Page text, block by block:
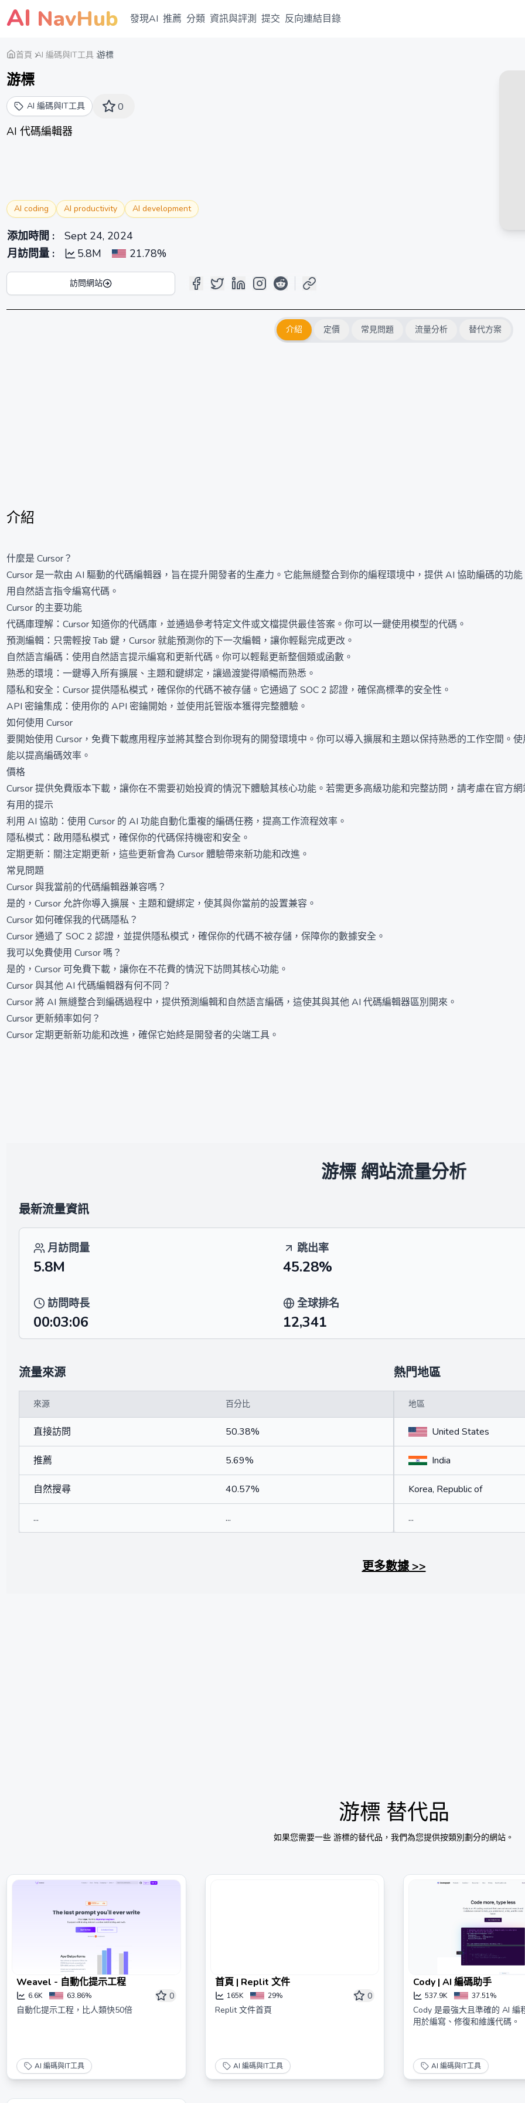
AI NavHub 發現AI 推薦 分類 資訊與評測 提交 反向連結目錄
首頁 AI 編碼與IT工具 游標
游標
AI 編碼與IT工具 0
AI 代碼編輯器
AI coding AI productivity AI development
添加時間 :
Sept 24, 2024
月訪問量 : 5.8M 21.78%
訪問網站
介紹 定價 常見問題 流量分析 替代方案
介紹
什麼是 Cursor？
Cursor 是一款由 AI 驅動的代碼編輯器，旨在提升開發者的生產力。它能無縫整合到你的編程環境中，提供 AI 協助編碼的功
用自然語言指令編寫代碼。
Cursor 的主要功能
代碼庫理解：Cursor 知道你的代碼庫，並通過參考特定文件或文檔提供最佳答案。你可以一鍵使用模型的代碼。
預測編輯：只需輕按 Tab 鍵，Cursor 就能預測你的下一次編輯，讓你輕鬆完成更改。
自然語言編碼：使用自然語言提示編寫和更新代碼。你可以輕鬆更新整個類或函數。
熟悉的環境：一鍵導入所有擴展、主題和鍵綁定，讓過渡變得順暢而熟悉。
隱私和安全：Cursor 提供隱私模式，確保你的代碼不被存儲。它通過了 SOC 2 認證，確保高標準的安全性。
API 密鑰集成：使用你的 API 密鑰開始，並使用託管版本獲得完整體驗。
如何使用 Cursor
要開始使用 Cursor，免費下載應用程序並將其整合到你現有的開發環境中。你可以導入擴展和主題以保持熟悉的工作空間。
能以提高編碼效率。
價格
Cursor 提供免費版本下載，讓你在不需要初始投資的情況下體驗其核心功能。若需更多高級功能和完整訪問，請考慮在官方網
有用的提示
利用 AI 協助：使用 Cursor 的 AI 功能自動化重複的編碼任務，提高工作流程效率。
隱私模式：啟用隱私模式，確保你的代碼保持機密和安全。
定期更新：關注定期更新，這些更新會為 Cursor 體驗帶來新功能和改進。
常見問題
Cursor 與我當前的代碼編輯器兼容嗎？
是的，Cursor 允許你導入擴展、主題和鍵綁定，使其與你當前的設置兼容。
Cursor 如何確保我的代碼隱私？
Cursor 通過了 SOC 2 認證，並提供隱私模式，確保你的代碼不被存儲，保障你的數據安全。
我可以免費使用 Cursor 嗎？
是的，Cursor 可免費下載，讓你在不花費的情況下訪問其核心功能。
Cursor 與其他 AI 代碼編輯器有何不同？
Cursor 將 AI 無縫整合到編碼過程中，提供預測編輯和自然語言編碼，這使其與其他 AI 代碼編輯器區別開來。
Cursor 更新頻率如何？
Cursor 定期更新新功能和改進，確保它始終是開發者的尖端工具。
游標 網站流量分析
最新流量資訊
月訪問量 跳出率
5.8M 45.28%
訪問時長 全球排名
00:03:06 12,341
流量來源
來源 百分比
直接訪問 50.38%
推薦 5.69%
自然搜尋 40.57%
... ...
熱門地區
地區
United States
India
Korea, Republic of
...
更多數據>>
游標 替代品
如果您需要一些 游標的替代品，我們為您提供按類別劃分的網站。
Weavel - 自動化提示工程
6.6K 63.86%
0
自動化提示工程，比人類快50倍
AI 編碼與IT工具
首頁 | Replit 文件
165K 29%
0
Replit 文件首頁
AI 編碼與IT工具
Cody | AI 編碼助手
537.9K 37.51%
Cody 是最強大且準確的 AI 編
用於編寫、修復和維護代碼。
AI 編碼與IT工具